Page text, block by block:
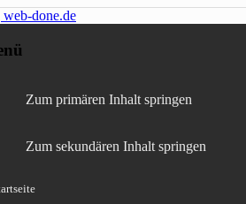
Fotoblog web-
Zum primären Inhalt springen
Zum sekundären Inhalt springen